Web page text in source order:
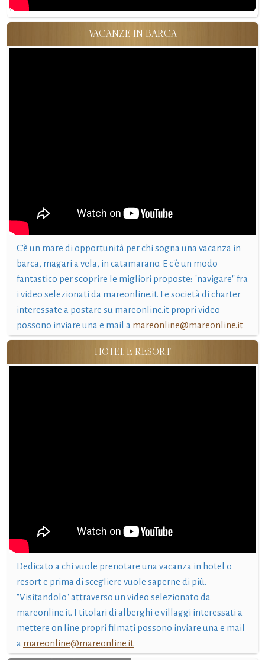
VACANZE IN BARCA
C'è un mare di opportunità per chi sogna una vacanza in
barca, magari a vela, in catamarano. E c'è un modo
fantastico per scoprire le migliori proposte: "navigare" fra
i video selezionati da mareonline.it. Le società di charter
interessate a postare su mareonline.it propri video
possono inviare una e mail a mareonline@mareonline.it
HOTEL E RESORT
Dedicato a chi vuole prenotare una vacanza in hotel o
resort e prima di scegliere vuole saperne di più.
"Visitandolo" attraverso un video selezionato da
mareonline.it. I titolari di alberghi e villaggi interessati a
mettere on line propri filmati possono inviare una e mail
a mareonline@mareonline.it